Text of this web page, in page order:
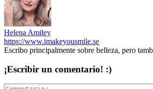
Helena Amiley
https://www.imakeyousmile.se
Escribo principalmente sobre belleza, pero
¡Escribir un comentario! :)